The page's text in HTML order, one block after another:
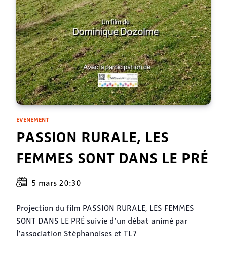
ÉVÈNEMENT
PASSION RURALE, LES
FEMMES SONT DANS LE PRÉ
5 mars 20:30
Projection du film PASSION RURALE, LES FEMMES
SONT DANS LE PRÉ suivie d’un débat animé par
l’association Stéphanoises et TL7